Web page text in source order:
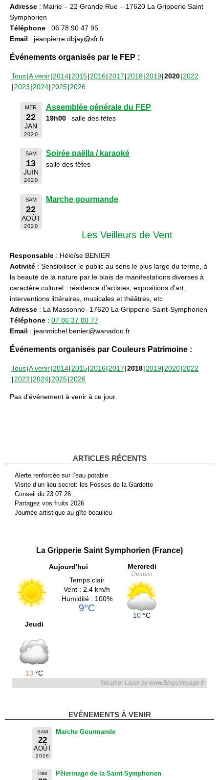
Adresse : Mairie – 22 Grande Rue – 17620 La Gripperie Saint
Symphorien
Téléphone : 06 78 90 47 95
Email : jeanpierre.dbjay@sfr.fr
Événements organisés par le FEP :
Tous A venir 2014 2015 2016 2017 2018 2019 2020 2022
2023 2024 2025 2026
MER
22
JAN
2020
Assemblée générale du FEP
19h00 salle des fêtes
SAM
13
JUIN
2020
Soirée paëlla / karaoké
salle des fêtes
SAM
22
AOÛT
2020
Marche gourmande
Les Veilleurs de Vent
Responsable : Héloïse BENIER
Activité : Sensibiliser le public au sens le plus large du terme, à
la beauté de la nature par le biais de manifestations diverses à
caractère culturel : résidence d’artistes, expositions d’art,
interventions littéraires, musicales et théâtres, etc
Adresse : La Massonne- 17620 La Gripperie-Saint-Symphorien
Téléphone : 07 86 37 80 77
Email : jeanmichel.benier@wanadoo.fr
Événements organisés par Couleurs Patrimoine :
Tous A venir 2014 2015 2016 2017 2018 2019 2020 2022
2023 2024 2025 2026
Pas d'événement à venir à ce jour.
ARTICLES RÉCENTS
Alerte renforcée sur l’eau potable
Visite d’un lieu secret: les Fosses de la Gardette
Conseil du 23.07.26
Partagez vos fruits 2026
Journée artistique au gîte beaulieu
La Gripperie Saint Symphorien (France)
Aujourd'hui
Temps clair
Vent : 2.4 km/h
Humidité : 100%
9°C
Mercredi
Demain
10 °C
Jeudi
13 °C
Weather Layer by www.BlogoVoyage.fr
EVÉNEMENTS À VENIR
SAM
22
AOÛT
2026
Marche Gourmande
DIM
Pèlerinage de la Saint-Symphorien